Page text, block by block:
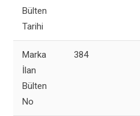
Bülten
Tarihi
Marka
İlan
Bülten
No
384